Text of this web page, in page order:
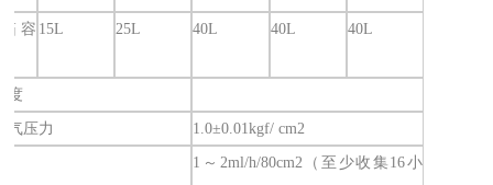
容 15L 25L 40L 40L 40L
度
气压力 1.0±0.01kgf/ cm2
1～2ml/h/80cm2（至少收集16小